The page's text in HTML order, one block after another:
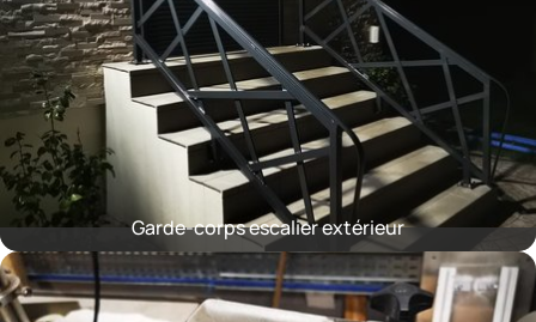
Garde-corps escalier extérieur